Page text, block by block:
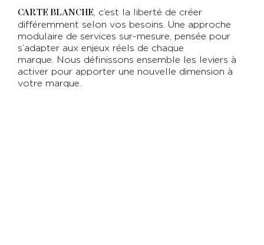
CARTE BLANCHE , c’est la liberté de créer
différemment selon vos besoins. Une approche
modulaire de services sur-mesure, pensée pour
s’adapter aux enjeux réels de chaque
marque. Nous définissons ensemble les leviers à
activer pour apporter une nouvelle dimension à
votre marque.